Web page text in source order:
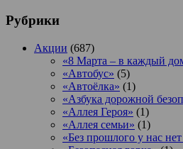
Рубрики
Акции (687)
«8 Марта – в каждый
«Автобус» (5)
«Автоёлка» (1)
«Азбука дорожной
«Аллея Героя» (1)
«Аллея семьи» (1)
«Без прошлого у нас